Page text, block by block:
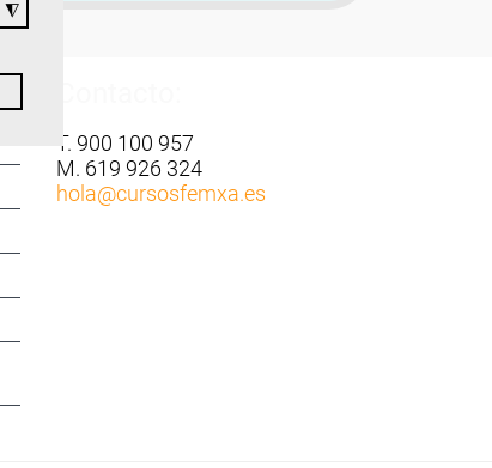
◮
T. 900 100 957
M. 619 926 324
hola@cursosfemxa.es